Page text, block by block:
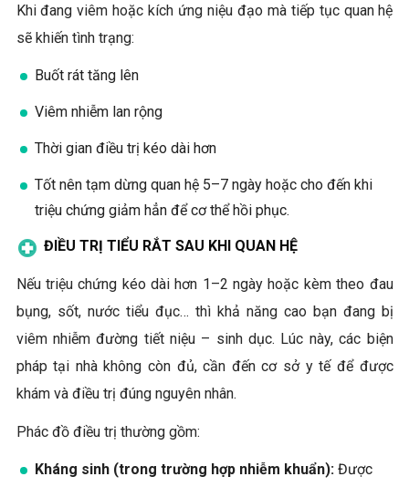
Khi đang viêm hoặc kích ứng niệu đạo mà tiếp tục quan hệ
sẽ khiến tình trạng:
Buốt rát tăng lên
Viêm nhiễm lan rộng
Thời gian điều trị kéo dài hơn
Tốt nên tạm dừng quan hệ 5–7 ngày hoặc cho đến khi
triệu chứng giảm hẳn để cơ thể hồi phục.
ĐIỀU TRỊ TIỂU RẮT SAU KHI QUAN HỆ
Nếu triệu chứng kéo dài hơn 1–2 ngày hoặc kèm theo đau
bụng, sốt, nước tiểu đục… thì khả năng cao bạn đang bị
viêm nhiễm đường tiết niệu – sinh dục. Lúc này, các biện
pháp tại nhà không còn đủ, cần đến cơ sở y tế để được
khám và điều trị đúng nguyên nhân.
Phác đồ điều trị thường gồm:
Kháng sinh (trong trường hợp nhiễm khuẩn):Được